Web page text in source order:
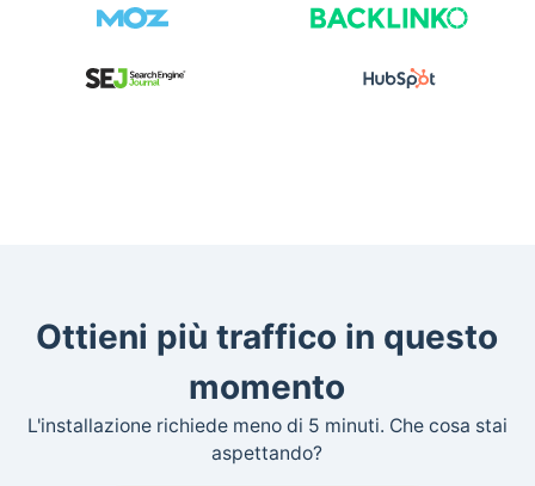
Ottieni più traffico in questo
momento
L'installazione richiede meno di 5 minuti. Che cosa stai
aspettando?